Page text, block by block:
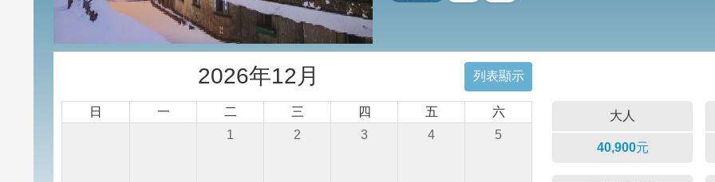
2026年12月 列表顯示
日 一 二 三 四 五
六
1
2 3 4 5
大人
40,900元